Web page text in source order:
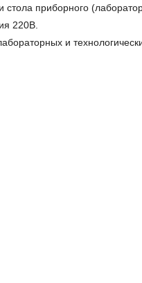
приборного
220В.
и